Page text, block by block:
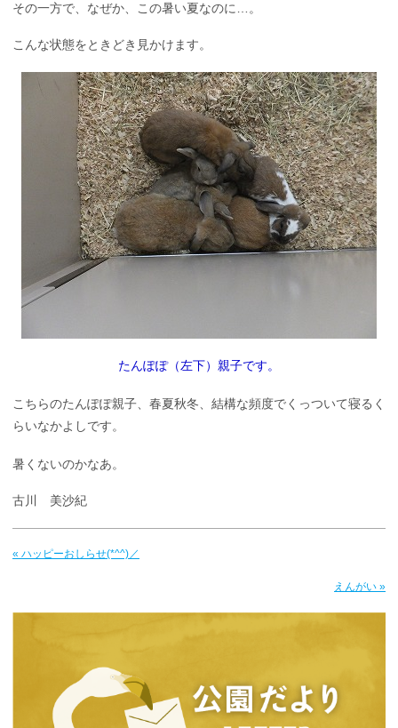
その一方で、なぜか、この暑い夏なのに…。
こんな状態をときどき見かけます。
たんぽぽ（左下）親子です。
こちらのたんぽぽ親子、春夏秋冬、結構な頻度でくっついて寝るく
らいなかよしです。
暑くないのかなあ。
古川 美沙紀
« ハッピーおしらせ(*^^)／
えんがい »